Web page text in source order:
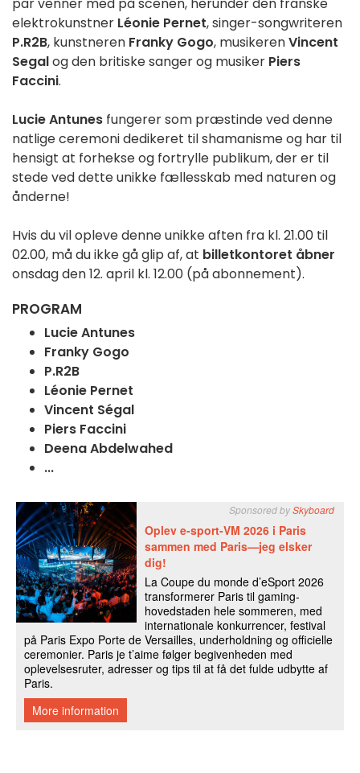
elektrokunstner Léonie Pernet, singer-songwriteren
P.R2B, kunstneren Franky Gogo, musikerenVincent
Segalog den britiske sanger og musiker Piers
Faccini.
Lucie Antunes fungerer som præstinde ved denne
natlige ceremoni dedikeret til shamanisme og har til
hensigt at forhekse og fortrylle publikum, der er til
stede ved dette unikke fællesskab med naturen og
ånderne!
Hvis du vil opleve denne unikke aften fra kl. 21.00 til
02.00, må du ikke gå glip af, at billetkontoret åbner
onsdag den 12. april kl. 12.00 (på abonnement).
PROGRAM
Lucie Antunes
Franky Gogo
P.R2B
Léonie Pernet
Vincent Ségal
Piers Faccini
Deena Abdelwahed
...